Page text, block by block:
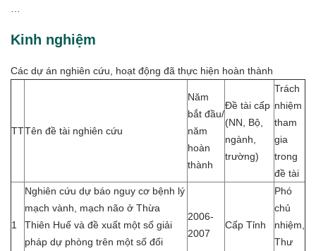
…
Kinh nghiệm
Các dự án nghiên cứu, hoạt động đã thực hiện hoàn thành
TTTên đề tài nghiên cứu
Năm
bắt đầu/
năm
hoàn
thành
Đề tài cấp
(NN, Bộ,
ngành,
trường)
Trách
nhiệm
tham
gia
trong
đề tài
1
Nghiên cứu dự báo nguy cơ bệnh lý
mạch vành, mạch não ở Thừa
Thiên Huế và đề xuất một số giải
pháp dự phòng trên một số đối
2006-
2007
Cấp Tỉnh
Phó
chủ
nhiệm,
Thư